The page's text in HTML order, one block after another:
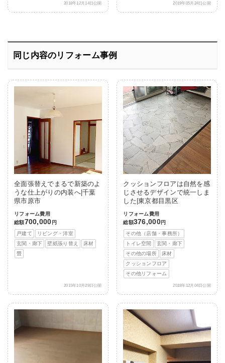
2018年12月14日公開 2019年05月24日公開
同じ内容のリフォーム事例
全面張替えでまるで新築のよ
うな仕上がりの内装へ|千葉
県市原市
リフォーム費用
総額700,000 円
戸建て
リビング・洋室
玄関・廊下
壁紙張り替え
床材
畳
2015年10月29日公開
クッションフロアは自然を感
じさせるデザインで統一しま
した|東京都目黒区
リフォーム費用
総額376,000円
その他（店舗・事務所）
トイレ空間
玄関・廊下
その他の場所
床材
クッションフロア
その他リフォーム
2018年12月04日公開